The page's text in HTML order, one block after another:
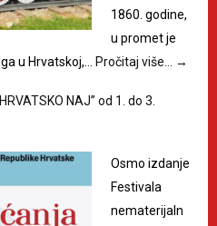
1860. godine,
u promet je
u Hrvatskoj,… Pročitaj više… →
NAJ” od 1. do 3.
Osmo izdanje
Festivala
nematerijaln